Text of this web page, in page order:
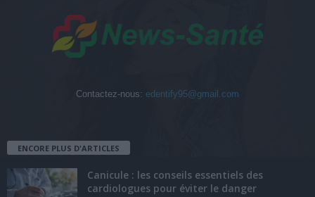
Contactez-nous: edentify95@gmail.com
ENCORE PLUS D'ARTICLES
Canicule : les conseils essentiels des
cardiologues pour éviter le danger